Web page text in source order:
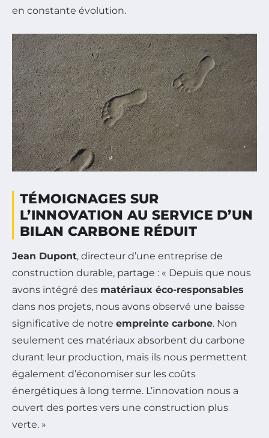
en constante évolution.
TÉMOIGNAGES SUR
L’INNOVATION AU SERVICE D’UN
BILAN CARBONE RÉDUIT
Jean Dupont, directeur d’une entreprise de
construction durable, partage : « Depuis que nous
avons intégré des matériaux éco-responsables
dans nos projets, nous avons observé une baisse
significative de notre empreinte carbone. Non
seulement ces matériaux absorbent du carbone
durant leur production, mais ils nous permettent
également d’économiser sur les coûts
énergétiques à long terme. L’innovation nous a
ouvert des portes vers une construction plus
verte. »